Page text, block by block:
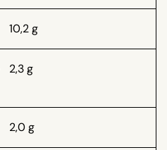
10,2 g
2,3 g
2,0 g